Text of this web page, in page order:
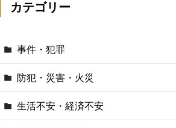
カテゴリー
事件・犯罪
防犯・災害・火災
生活不安・経済不安